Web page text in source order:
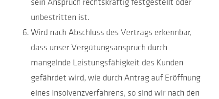
unbestritten ist.
Wird nach Abschluss des Vertrags erkennbar,
dass unser Vergütungsanspruch durch
mangelnde Leistungsfähigkeit des Kunden
gefährdet wird, wie durch Antrag auf Eröffnung
eines Insolvenzverfahrens, so sind wir nach den